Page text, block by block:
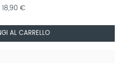
18,90 €
AL CARRELLO